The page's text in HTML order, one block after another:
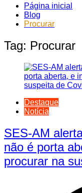
Página inicial
Blog
Procurar
Tag: Procurar
Destaque
Notícia
SES-AM
não é porta
procurar na